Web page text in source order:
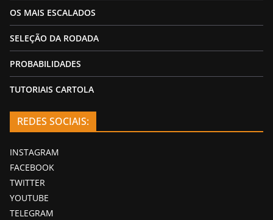
OS MAIS ESCALADOS
SELEÇÃO DA RODADA
PROBABILIDADES
TUTORIAIS CARTOLA
REDES SOCIAIS:
INSTAGRAM
FACEBOOK
TWITTER
YOUTUBE
TELEGRAM